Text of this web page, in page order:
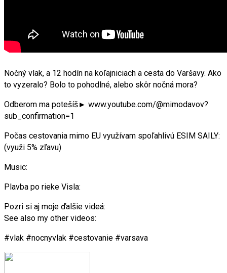
Nočný vlak, a 12 hodín na koľajniciach a cesta do Varšavy. Ako
to vyzeralo? Bolo to pohodlné, alebo skôr nočná mora?
Odberom ma potešíš► www.youtube.com/@mimodavov?
sub_confirmation=1
Počas cestovania mimo EU využívam spoľahlivú ESIM SAILY:
(využi 5% zľavu)
Music:
Plavba po rieke Visla:
Pozri si aj moje ďalšie videá:
See also my other videos:
#vlak #nocnyvlak #cestovanie #varsava